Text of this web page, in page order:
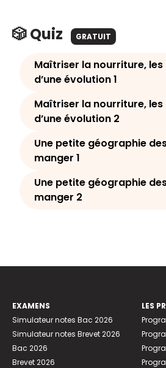
🎲 Quiz GRATUIT
Maîtriser la nourriture,
d’une évolution 1
Maîtriser la nourriture,
d’une évolution 2
Une petite géographie
manger 1
Une petite géographie
manger 2
EXAMENS
Simulateur notes Bac 2026
Simulateur notes Brevet 2026
Bac 2026
Brevet 2026
LES